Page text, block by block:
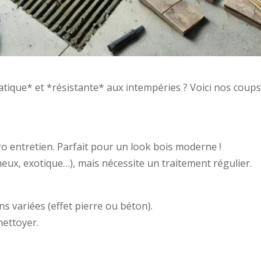
et *résistante* aux intempéries ? Voici nos coups
entretien. Parfait pour un look bois moderne !
exotique…), mais nécessite un traitement régulier.
variées (effet pierre ou béton).